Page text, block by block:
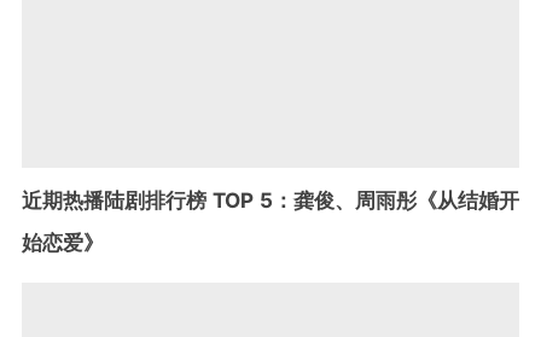
近期热播陆剧排行榜 TOP 5：龚俊、周雨彤《从结婚开
始恋爱》